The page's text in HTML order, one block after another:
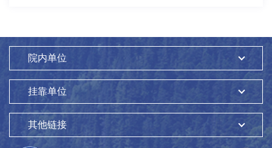
院内单位
挂靠单位
其他链接